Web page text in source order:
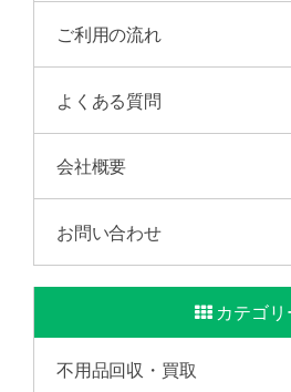
ご利用の流れ
よくある質問
会社概要
お問い合わせ
カテゴリ
不用品回収・買取